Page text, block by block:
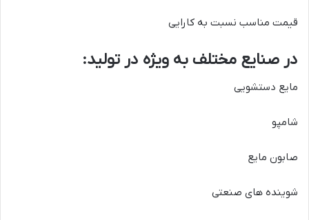
قیمت مناسب نسبت به کارایی
در صنایع مختلف به ویژه در تولید:
مایع دستشویی
شامپو
صابون مایع
شوینده های صنعتی